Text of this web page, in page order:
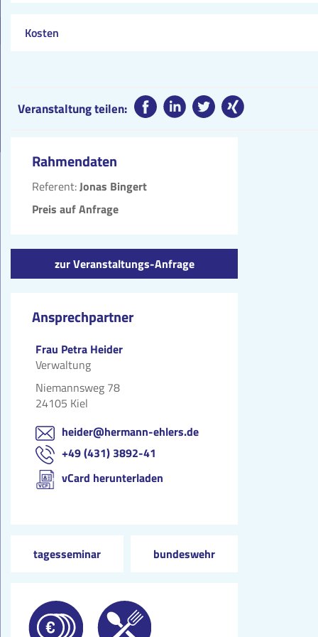
Kosten
Veranstaltung teilen:
Rahmendaten
Referent:Jonas Bingert
Preis auf Anfrage
zur Veranstaltungs-Anfrage
Ansprechpartner
Frau Petra Heider
Verwaltung
Niemannsweg 78
24105 Kiel
heider@hermann-ehlers.de
+49 (431) 3892-41
vCard herunterladen
tagesseminar bundeswehr